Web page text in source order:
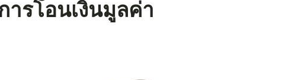
ารโอนเงินมูลค่า